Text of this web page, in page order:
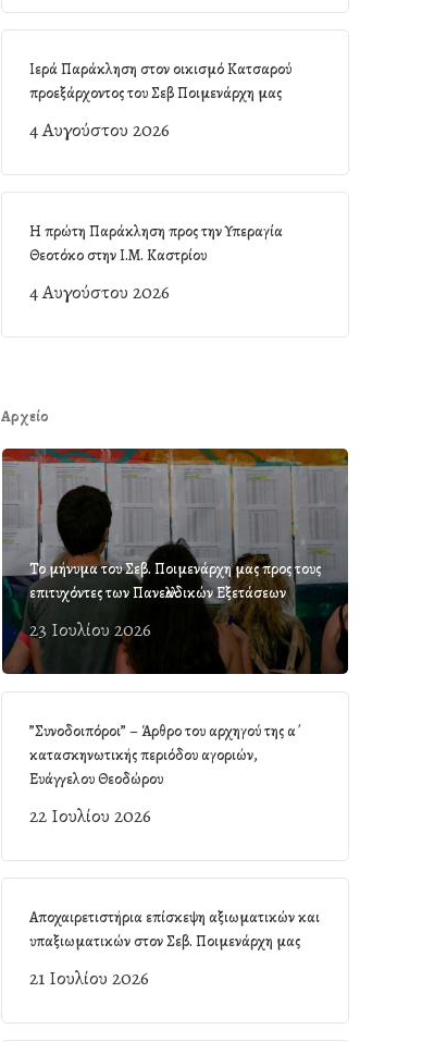
Ιερά Παράκληση στον οικισμό Κατσαρού
προεξάρχοντος του Σεβ Ποιμενάρχη μας
4 Αυγούστου 2026
Η πρώτη Παράκληση προς την Υπεραγία
Θεοτόκο στην Ι.Μ. Καστρίου
4 Αυγούστου 2026
Αρχείο
Το μήνυμα του Σεβ. Ποιμενάρχη μας προς τους
επιτυχόντες των Πανελλαδικών Εξετάσεων
23 Ιουλίου 2026
”Συνοδοιπόροι” – Άρθρο του αρχηγού της α΄
κατασκηνωτικής περιόδου αγοριών,
Ευάγγελου Θεοδώρου
22 Ιουλίου 2026
Αποχαιρετιστήρια επίσκεψη αξιωματικών και
υπαξιωματικών στον Σεβ. Ποιμενάρχη μας
21 Ιουλίου 2026